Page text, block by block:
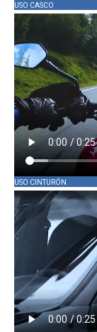
USO CASCO
USO CINTURÓN